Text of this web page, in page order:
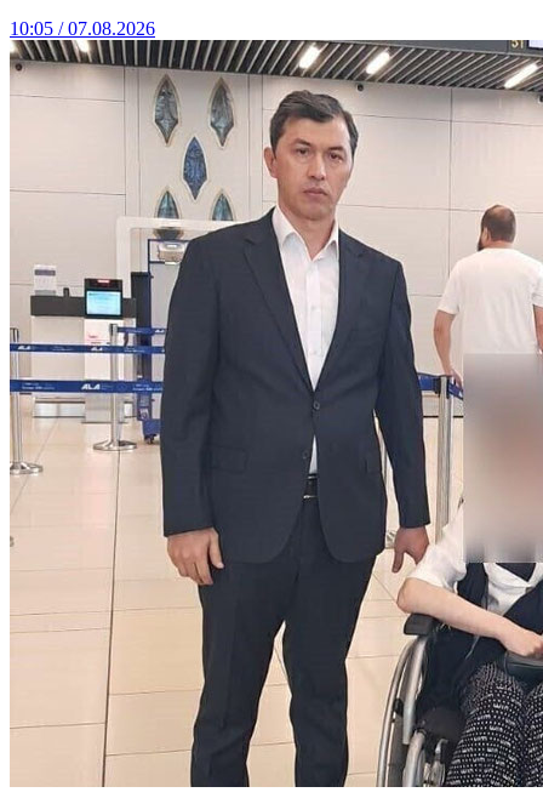
10:05 / 07.08.2026